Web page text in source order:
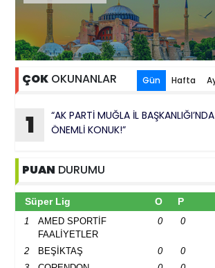
ÇOK OKUNANLAR Gün Hafta
1
“AK PARTİ MUĞLA İL BAŞKANLIĞI’NDA
ÖNEMLİ KONUK!”
PUAN DURUMU
Süper Lig O P
1
AMED SPORTİF
FAALİYETLER
0 0
2 BEŞİKTAŞ 0
0